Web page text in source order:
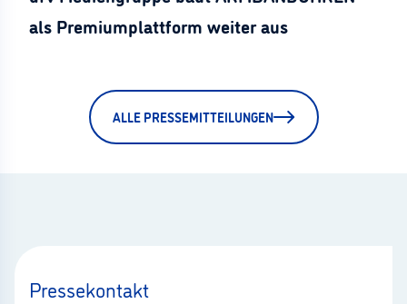
als Premiumplattform weiter aus
ALLE PRESSEMITTEILUNGEN
Pressekontakt